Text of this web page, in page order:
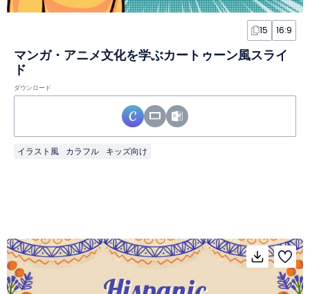
15 16:9
マンガ・アニメ文化を学ぶカートゥーン風スライ
ド
ダウンロード
イラスト風 カラフル キッズ向け